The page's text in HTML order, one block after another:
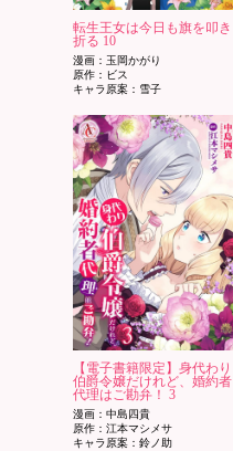
転生王女は今日も旗を叩き
折る 10
漫画：玉岡かがり
原作：ビス
キャラ原案：雪子
【電子書籍限定】身代わり
伯爵令嬢だけれど、婚約者
代理はご勘弁！ 3
漫画：中島四貴
原作：江本マシメサ
キャラ原案：鈴ノ助